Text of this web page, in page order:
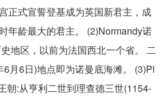
正式宣誓登基成为英国新君主，成
年龄最大的君主。 (2)Normandy诺
地区，以前为法国西北一个省。 二
月6日)地点即为诺曼底海滩。 (3)Pl
朝:从亨利二世到理查德三世(1154-